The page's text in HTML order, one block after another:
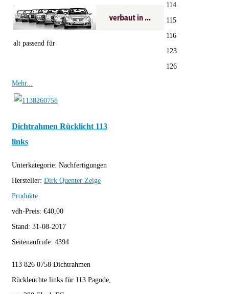
alt passend für
114
115
116
123
126
Mehr...
Dichtrahmen Rücklicht 113
links
Unterkategorie: Nachfertigungen
Hersteller: Dirk Quenter Zeige
Produkte
vdh-Preis: €40,00
Stand: 31-08-2017
Seitenaufrufe: 4394
113 826 0758 Dichtrahmen
Rückleuchte links für 113 Pagode,